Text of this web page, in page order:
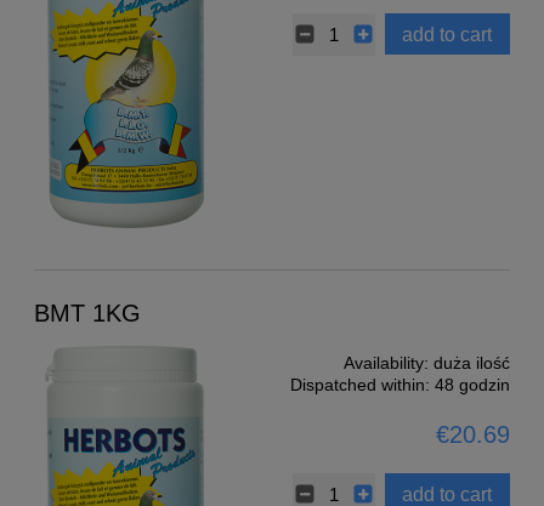
add to cart
BMT 1KG
Availability: duża ilość
Dispatched within: 48 godzin
€20.69
add to cart